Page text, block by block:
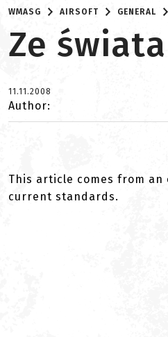
WMASG AIRSOFT GENERAL
Ze świata
11.11.2008
Author:
This article comes from
current standards.